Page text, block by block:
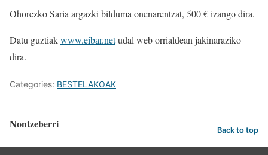
Ohorezko Saria argazki bilduma onenarentzat, 500 € izango dira.
Datu guztiakwww.eibar.netudal web orrialdean jakinaraziko
dira.
Categories: BESTELAKOAK
Nontzeberri Back to top